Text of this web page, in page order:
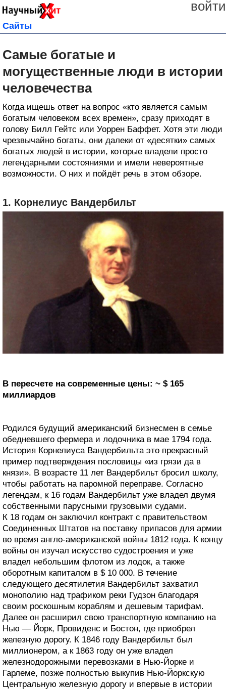
войти
Сайты
Самые богатые и
могущественные люди в истории
человечества
Когда ищешь ответ на вопрос «кто является самым
богатым человеком всех времен», сразу приходят в
голову Билл Гейтс или Уоррен Баффет. Хотя эти люди
чрезвычайно богаты, они далеки от «десятки» самых
богатых людей в истории, которые владели просто
легендарными состояниями и имели невероятные
возможности. О них и пойдёт речь в этом обзоре.
1. Корнелиус Вандербильт
В пересчете на современные цены: ~ $ 165
миллиардов
Родился будущий американский бизнесмен в семье
обедневшего фермера и лодочника в мае 1794 года.
История Корнелиуса Вандербильта это прекрасный
пример подтверждения пословицы «из грязи да в
князи». В возрасте 11 лет Вандербильт бросил школу,
чтобы работать на паромной переправе. Согласно
легендам, к 16 годам Вандербильт уже владел двумя
собственными парусными грузовыми судами.
К 18 годам он заключил контракт с правительством
Соединенных Штатов на поставку припасов для армии
во время англо-американской войны 1812 года. К концу
войны он изучал искусство судостроения и уже
владел небольшим флотом из лодок, а также
оборотным капиталом в $ 10 000. В течение
следующего десятилетия Вандербильт захватил
монополию над трафиком реки Гудзон благодаря
своим роскошным кораблям и дешевым тарифам.
Далее он расширил свою транспортную компанию на
Нью — Йорк, Провиденс и Бостон, где приобрел
железную дорогу. К 1846 году Вандербильт был
миллионером, а к 1863 году он уже владел
железнодорожными перевозками в Нью-Йорке и
Гарлеме, позже полностью выкупив Нью-Йоркскую
Центральную железную дорогу и впервые в истории